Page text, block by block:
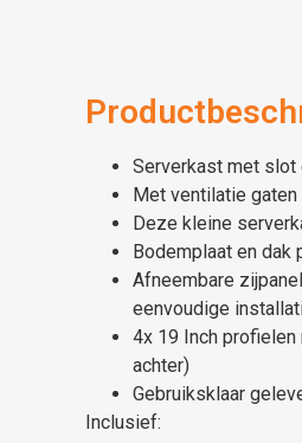
Serverkast met slot
Met ventilatie
Deze kleine
Bodemplaat en
Afneembare
eenvoudige
4x 19 Inch profielen
achter)
Gebruiksklaar
Inclusief: